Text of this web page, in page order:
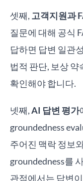
셋째, 고객지원과
질문에 대해 공식
답하면 답변 일관
법적 판단, 보상
확인해야 합니다.
넷째,AI 답변 평가
groundedness
주어진 맥락 정보
groundedness를
관점에서는 답변